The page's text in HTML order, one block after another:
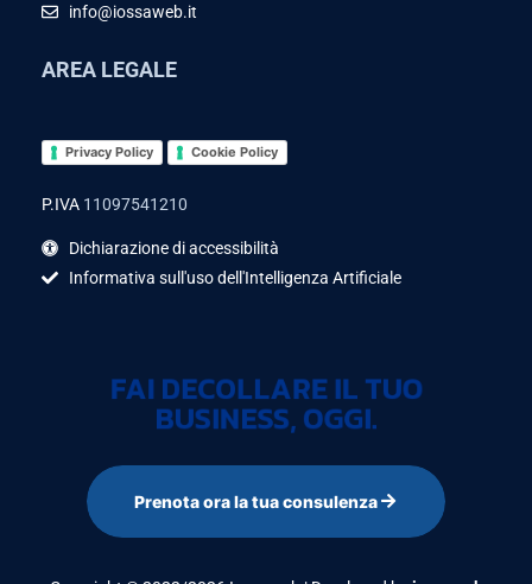
info@iossaweb.it
AREA LEGALE
Privacy Policy Cookie Policy
P.IVA 11097541210
Dichiarazione di accessibilità
Informativa sull'uso dell'Intelligenza Artificiale
FAI DECOLLARE IL TUO
BUSINESS, OGGI.
Prenota ora la tua consulenza